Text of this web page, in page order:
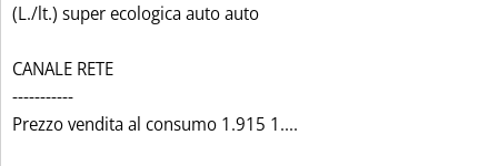
(L./lt.) super ecologica auto auto
CANALE RETE
-----------
Prezzo vendita al consumo 1.915 1....